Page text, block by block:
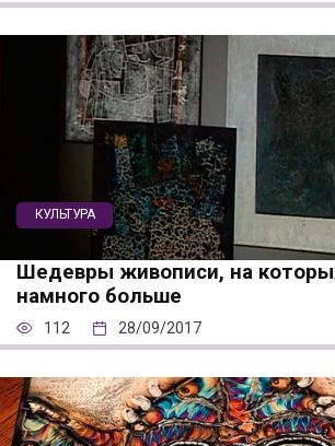
КУЛЬТУРА
Шедевры живописи, на
намного больше
112 28/09/2017